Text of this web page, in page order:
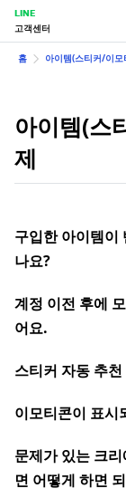
LINE
고객센터
홈 아이템(스티커/이
아이템(스
제
구입한 아이템이
나요?
계정 이전 후에
어요.
스티커 자동 추
이모티콘이 표시
문제가 있는 크
면 어떻게 하면